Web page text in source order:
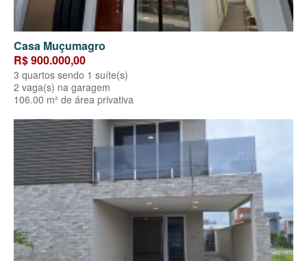
Casa Muçumagro
R$ 900.000,00
3 quartos sendo 1 suíte(s)
2 vaga(s) na garagem
106.00 m² de área privativa